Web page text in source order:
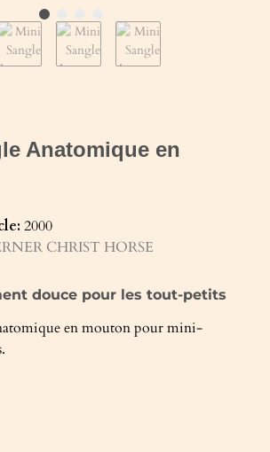
Anatomique en
2000
CHRIST HORSE
douce pour les tout-petits
en mouton pour mini-